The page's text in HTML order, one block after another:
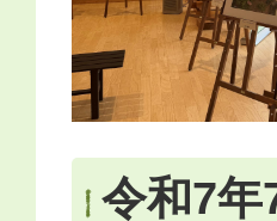
令和7年